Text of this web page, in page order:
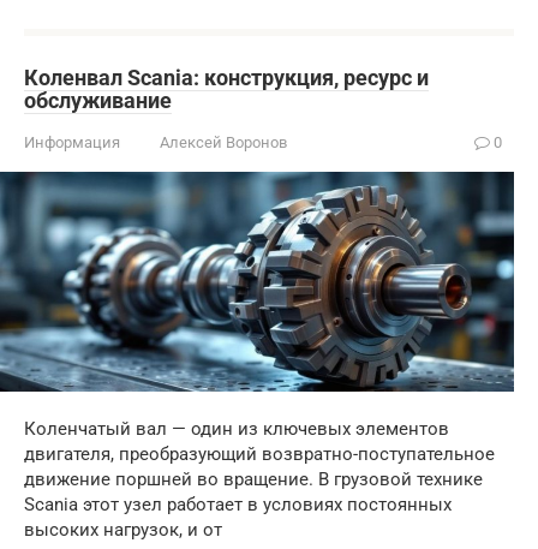
Коленвал Scania: конструкция, ресурс и
обслуживание
Информация Алексей Воронов 0
Коленчатый вал — один из ключевых элементов
двигателя, преобразующий возвратно-поступательное
движение поршней во вращение. В грузовой технике
Scania этот узел работает в условиях постоянных
высоких нагрузок, и от